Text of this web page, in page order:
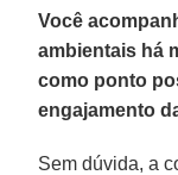
Você
ambientais há
como ponto
engajamento
Sem dúvida, a